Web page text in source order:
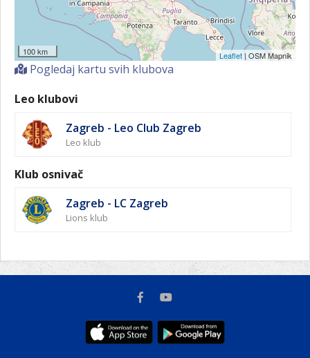
100 km Leaflet | OSM Mapnik
Pogledaj kartu svih klubova
Leo klubovi
Zagreb - Leo Club Zagreb
Leo klub
Klub osnivač
Zagreb - LC Zagreb
Lions klub